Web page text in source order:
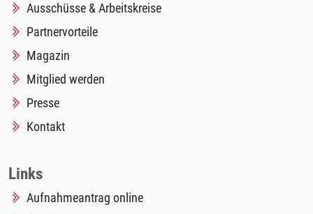
Ausschüsse & Arbeitskreise
Partnervorteile
Magazin
Mitglied werden
Presse
Kontakt
Links
Aufnahmeantrag online